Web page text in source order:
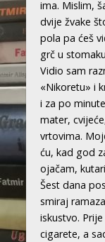
ima. Mislim,
dvije žvake
pola pa ćeš
grč u
Vidio sam
«Nikoretu» i
i za po
mater,
vrtovima.
ću, kad god
ojačam,
Šest dana
smiraj
iskustvo.
cigarete, a